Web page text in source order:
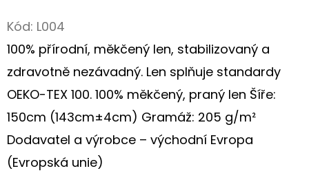
Kód: L004
100% přírodní, měkčený len, stabilizovaný a
zdravotně nezávadný. Len splňuje standardy
OEKO-TEX 100. 100% měkčený, praný len Šíře:
150cm (143cm±4cm) Gramáž: 205 g/m²
Dodavatel a výrobce – východní Evropa
(Evropská unie)
E
M
E
PŘÍRODNÍ
S
LUČNÍM
KVÍTÍM